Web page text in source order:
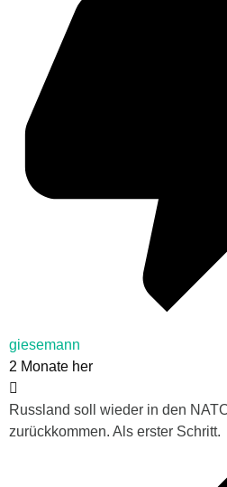
giesemann
2 Monate her
Russland soll wieder in den
zurückkommen. Als erster Schritt.